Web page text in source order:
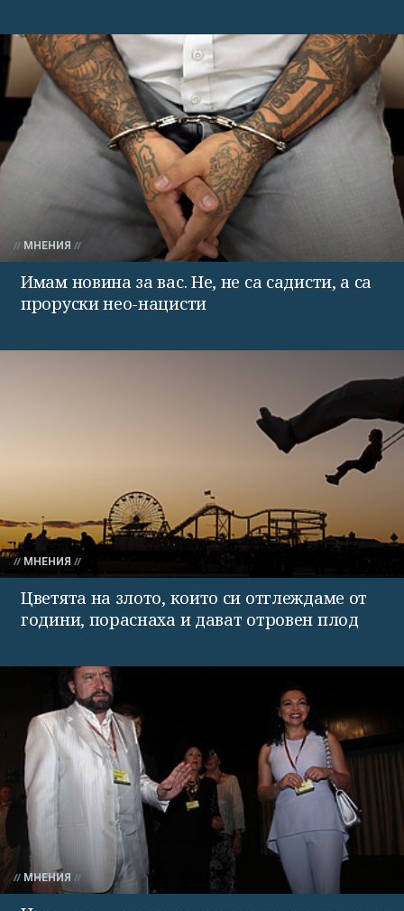
МНЕНИЯ
Имам новина за вас. Не, не са садисти, а са
проруски нео-нацисти
МНЕНИЯ
Цветята на злото, които си отглеждаме от
години, пораснаха и дават отровен плод
МНЕНИЯ